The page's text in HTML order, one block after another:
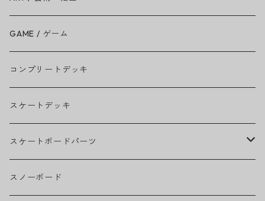
BEASTIE BOYS
THE BEATLES
BILLIE EILISH
BOB MARLEY
CAMILA CABELLO
GAME / ゲーム
コンプリートデッキ
スケートデッキ
スケートボードパーツ
グリップテープ
スノーボード